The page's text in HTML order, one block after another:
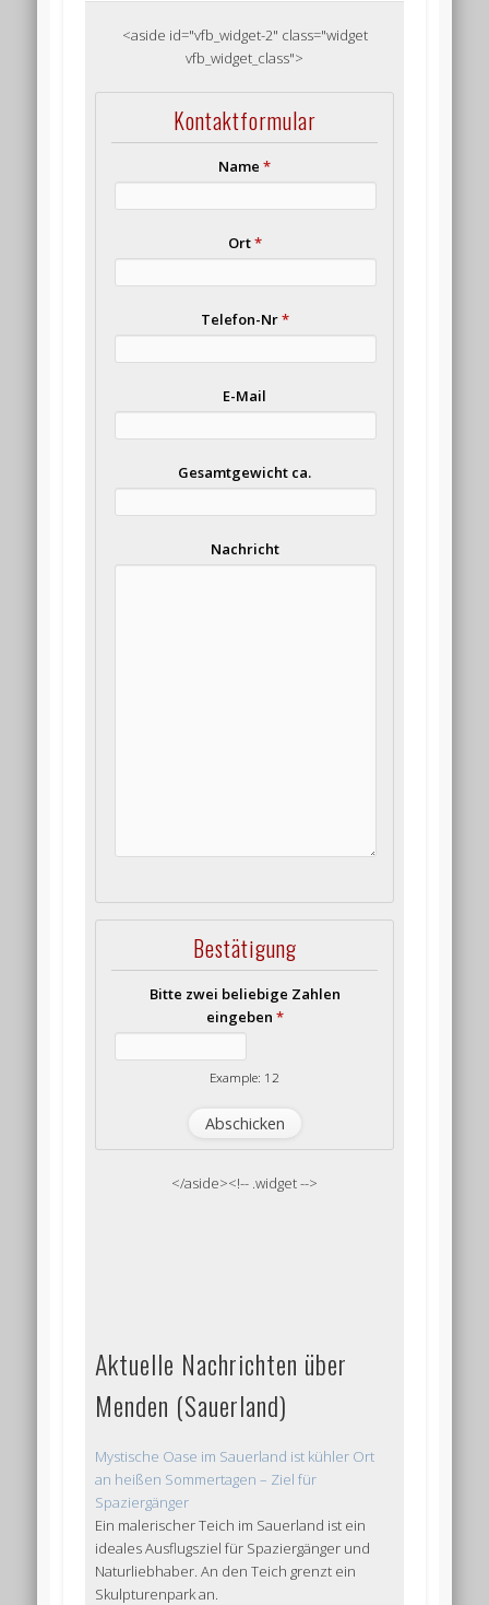
<aside id="vfb_widget-2" class="widget
vfb_widget_class">
Kontaktformular
Name *
Ort*
Telefon-Nr*
E-Mail
Gesamtgewicht ca.
Nachricht
Bestätigung
Bitte zwei beliebige Zahlen
eingeben *
Example: 12
</aside><!-- .widget -->
Aktuelle Nachrichten über
Menden (Sauerland)
Mystische Oase im Sauerland ist kühler Ort
an heißen Sommertagen – Ziel für
Spaziergänger
Ein malerischer Teich im Sauerland ist ein
ideales Ausflugsziel für Spaziergänger und
Naturliebhaber. An den Teich grenzt ein
Skulpturenpark an.